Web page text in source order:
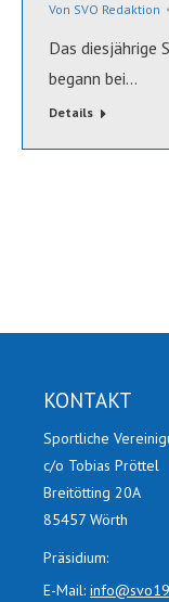
Von SVO Redaktion
Das diesjährige
begann bei…
Details
KONTAKT
Sportliche
c/o Tobias Pröttel
Breitötting 20A
85457 Wörth
Präsidium:
E-Mail: